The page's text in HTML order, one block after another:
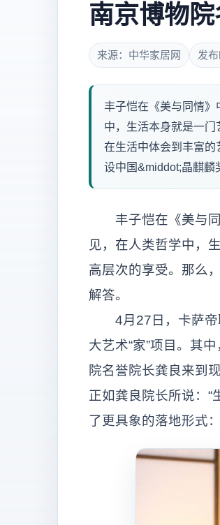
南京博物
来源：中华家居网 发
丰子恺在《美与同情
中，生活本身就是一
在生活中体会到丰富
设中国&middot;晶麒麟
丰子恺在《美与同
见，在人类哲学中，
高层次的享受。那么
解答。
4月27日，卡萨帝
大艺术“家”项目。其
院名誉院长龚良来到
正如龚良院长所说：“
了更具象的落地形式